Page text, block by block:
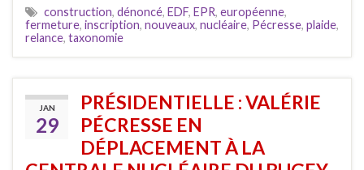
construction, dénoncé, EDF, EPR, européenne,
fermeture, inscription, nouveaux, nucléaire, Pécresse, plaide,
relance, taxonomie
JAN
29
PRÉSIDENTIELLE : VALÉRIE
PÉCRESSE EN
DÉPLACEMENT À LA